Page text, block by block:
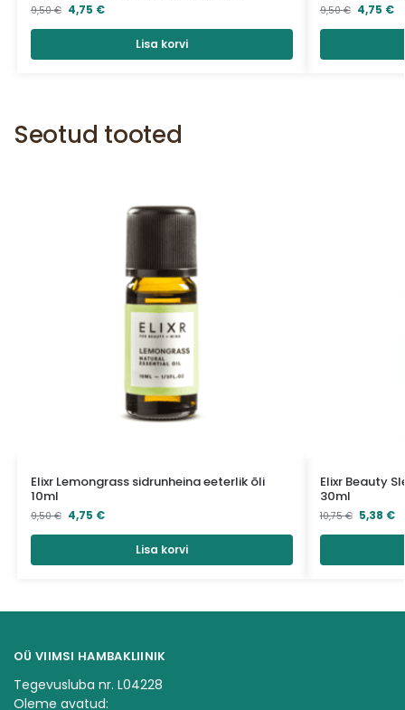
9,50€ 4,75 €
Lisa korvi
9,50€ 4,75 €
Seotud tooted
Elixr Lemongrass sidrunheina eeterlik õli
10ml
9,50€ 4,75 €
Lisa korvi
Elixr Beauty
30ml
10,75€ 5,38 €
OÜ VIIMSI HAMBAKLIINIK
Tegevusluba nr. L04228
Oleme avatud: